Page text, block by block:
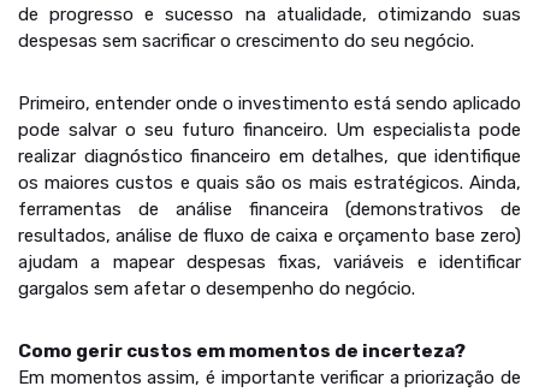
de progresso e sucesso na atualidade, otimizando suas
despesas sem sacrificar o crescimento do seu negócio.
Primeiro, entender onde o investimento está sendo aplicado
pode salvar o seu futuro financeiro. Um especialista pode
realizar diagnóstico financeiro em detalhes, que identifique
os maiores custos e quais são os mais estratégicos. Ainda,
ferramentas de análise financeira (demonstrativos de
resultados, análise de fluxo de caixa e orçamento base zero)
ajudam a mapear despesas fixas, variáveis e identificar
gargalos sem afetar o desempenho do negócio.
Como gerir custos em momentos de incerteza?
Em momentos assim, é importante verificar a priorização de